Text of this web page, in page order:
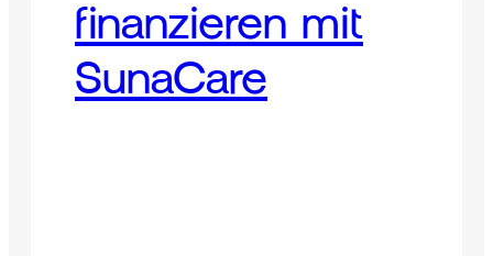
finanzieren mit
SunaCare